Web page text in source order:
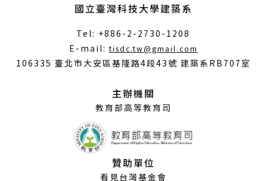
國立臺灣科技大學建築系
Tel: +886-2-2730-1208
E-mail:tisdc.tw@gmail.com
開
106335 臺北市大安區基隆路4段43號 建築系RB707室
主辦機關
教育部高等教育司
贊助單位
看見台灣基金會